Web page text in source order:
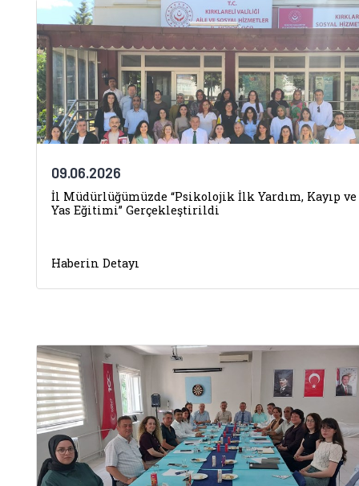
09.06.2026
İl Müdürlüğümüzde “Psikolojik İlk Yardım, Kayıp ve
Yas Eğitimi” Gerçekleştirildi
Haberin Detayı